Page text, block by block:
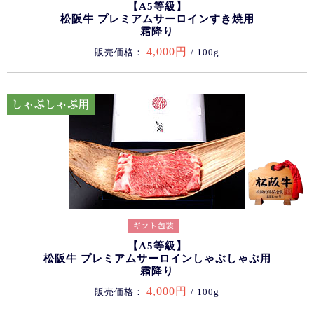
【A5等級】
松阪牛 プレミアムサーロインすき焼用
霜降り
販売価格： 4,000円 / 100g
【A5等級】
松阪牛 プレミアムサーロインしゃぶしゃぶ用
霜降り
販売価格： 4,000円 / 100g